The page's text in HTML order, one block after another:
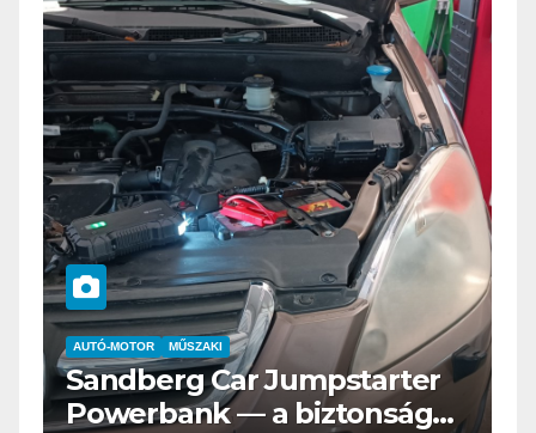
AUTÓ-MOTOR ELEKTROMOS
Az új Nissan LEAF csak a
Tesztvilágra vár!